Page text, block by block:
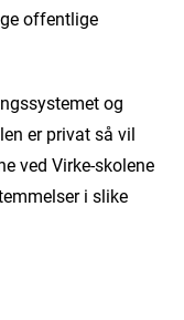
offentlige
og
er privat så vil
ved Virke-skolene
i slike